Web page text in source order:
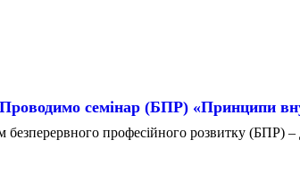
семінар (БПР) «Принципи
професійного розвитку (БПР) –